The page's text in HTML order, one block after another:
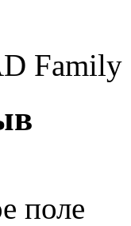
Family
поле